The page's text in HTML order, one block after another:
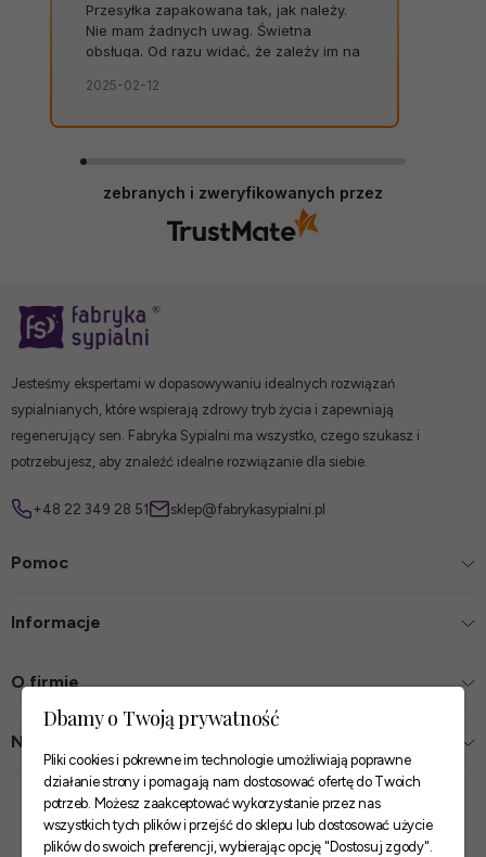
Przesyłka zapakowana tak, jak należy.
Nie mam żadnych uwag. Świetna
obsługa. Od razu widać, że zależy im na
czas, bez zbędnych nerwów. Sklep bez
2025-02-12
zebranych i zweryfikowanych przez
Jesteśmy ekspertami w dopasowywaniu idealnych rozwiązań
sypialnianych, które wspierają zdrowy tryb życia i zapewniają
regenerujący sen. Fabryka Sypialni ma wszystko, czego szukasz i
potrzebujesz, aby znaleźć idealne rozwiązanie dla siebie.
+48 22 349 28 51 sklep@fabrykasypialni.pl
Pomoc
Informacje
O firmie
Nasze sklepy
Zaufane płatności
Dbamy o Twoją prywatność
Pliki cookies i pokrewne im technologie umożliwiają poprawne
działanie strony i pomagają nam dostosować ofertę do Twoich
potrzeb. Możesz zaakceptować wykorzystanie przez nas
wszystkich tych plików i przejść do sklepu lub dostosować użycie
plików do swoich preferencji, wybierając opcję "Dostosuj zgody".